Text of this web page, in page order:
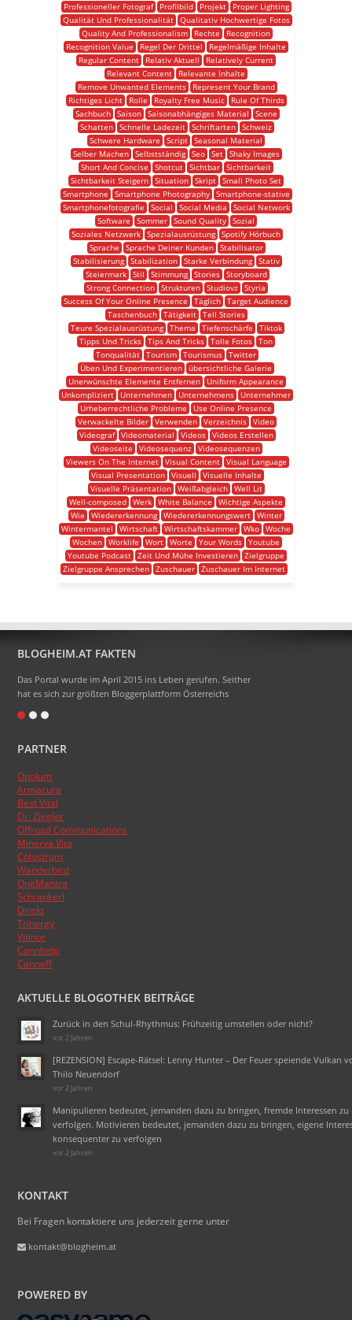
Professioneller Fotograf
Profilbild Projekt
Proper Lighting
Qualität Und Professionalität
Qualitativ Hochwertige Fotos
Quality And Professionalism
Rechte
Recognition
Recognition Value
Regel Der Drittel
Regelmäßige Inhalte
Regular Content
Relativ Aktuell
Relatively Current
Relevant Content
Relevante Inhalte
Remove Unwanted Elements
Represent Your Brand
Richtiges Licht
Rolle Royalty Free Music
Rule Of Thirds
Sachbuch
Saison Saisonabhängiges Material
Scene
Schatten Schnelle Ladezeit Schriftarten Schweiz
Schwere Hardware
Script Seasonal Material
Selber Machen
Selbstständig Seo Set
Shaky Images
Short And Concise
Shotcut Sichtbar Sichtbarkeit
Sichtbarkeit Steigern Situation Skript Small Photo Set
Smartphone
Smartphone Photography
Smartphone-stative
Smartphonefotografie
Social Social Media
Social Network
Software
Sommer Sound Quality Sozial
Soziales Netzwerk Spezialausrüstung Spotify Hörbuch
Sprache
Sprache Deiner Kunden
Stabilisator
Stabilisierung
Stabilization Starke Verbindung
Stativ
Steiermark
Stil Stimmung Stories
Storyboard
Strong Connection Strukturen Studiovz Styria
Success Of Your Online Presence
Täglich Target Audience
Taschenbuch
Tätigkeit
Tell Stories
Teure Spezialausrüstung
Thema Tiefenschärfe
Tiktok
Tipps Und Tricks Tips And Tricks Tolle Fotos Ton
Tonqualität Tourism Tourismus Twitter
Üben Und Experimentieren übersichtliche Galerie
Unerwünschte Elemente Entfernen
Uniform Appearance
Unkompliziert
Unternehmen Unternehmens
Unternehmer
Urheberrechtliche Probleme
Use Online Presence
Verwackelte Bilder Verwenden Verzeichnis Video
Videograf
Videomaterial Videos
Videos Erstellen
Videoseite
Videosequenz
Videosequenzen
Viewers On The Internet
Visual Content
Visual Language
Visual Presentation
Visuell
Visuelle Inhalte
Visuelle Präsentation
Weißabgleich
Well Lit
Well-composed Werk White Balance
Wichtige Aspekte
Wie
Wiedererkennung Wiedererkennungswert
Winter
Wintermantel
Wirtschaft Wirtschaftskammer Wko Woche
Wochen Worklife Wort Worte Your Words Youtube
Youtube Podcast Zeit Und Mühe Investieren Zielgruppe
Zielgruppe Ansprechen Zuschauer Zuschauer Im Internet
BLOGHEIM.AT FAKTEN
Das Portal wurde im April 2015 ins Leben gerufen. Seither
hat es sich zur größten Bloggerplattform Österreichs
nur Blogheim dazu. Die Domainendung .at sollte zum
:)
Das Topblogranking wurde im Laufe der Zeit schon
mehrmals umgestellt, basiert aber nun endlich auf den
Besucherzahlen der Blogs.
PARTNER
Opolum
Armacura
Best Vital
Dr. Ziegler
Offroad Communications
Minerva Vita
Colostrum
Wanderbird
OneMantra
Schrankerl
Direkt
Trinergy
Vitinor
Cannhelp
Canneff
AKTUELLE BLOGOTHEK BEITRÄGE
Zurück in den Schul-Rhythmus: Frühzeitig umstellen oder nicht?
vor 2 Jahren
[REZENSION] Escape-Rätsel: Lenny Hunter – Der Feuer speiende Vulkan
Thilo Neuendorf
vor 2 Jahren
Manipulieren bedeutet, jemanden dazu zu bringen, fremde Interessen zu
verfolgen. Motivieren bedeutet, jemanden dazu zu bringen, eigene
konsequenter zu verfolgen
vor 2 Jahren
KONTAKT
Bei Fragen kontaktiere uns jederzeit gerne unter
kontakt@blogheim.at
POWERED BY